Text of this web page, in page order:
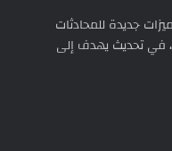
جديدة للمحادثات
الجماعية على نظامي أندرويد وiOS، في تحديث يهدف إلى